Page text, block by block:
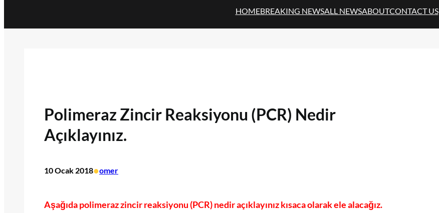
HOMEBREAKING NEWSALL NEWSABOUTCONTACT US
Polimeraz Zincir Reaksiyonu (PCR) Nedir
Açıklayınız.
10 Ocak 2018•omer
Aşağıda polimeraz zincir reaksiyonu (PCR) nedir açıklayınız kısaca olarak ele alacağız.